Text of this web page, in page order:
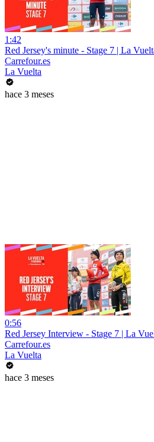
1:42
Red Jersey's minute - Stage 7 | La
Carrefour.es
La Vuelta
hace 3 meses
0:56
Red Jersey Interview - Stage 7 | La
Carrefour.es
La Vuelta
hace 3 meses